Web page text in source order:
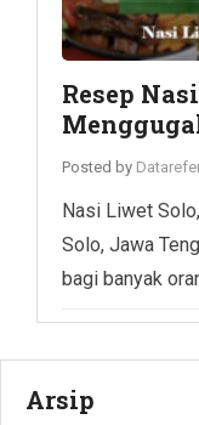
Resep
Posted by
Nasi Liwet
Solo, Jawa
bagi banyak
Arsip